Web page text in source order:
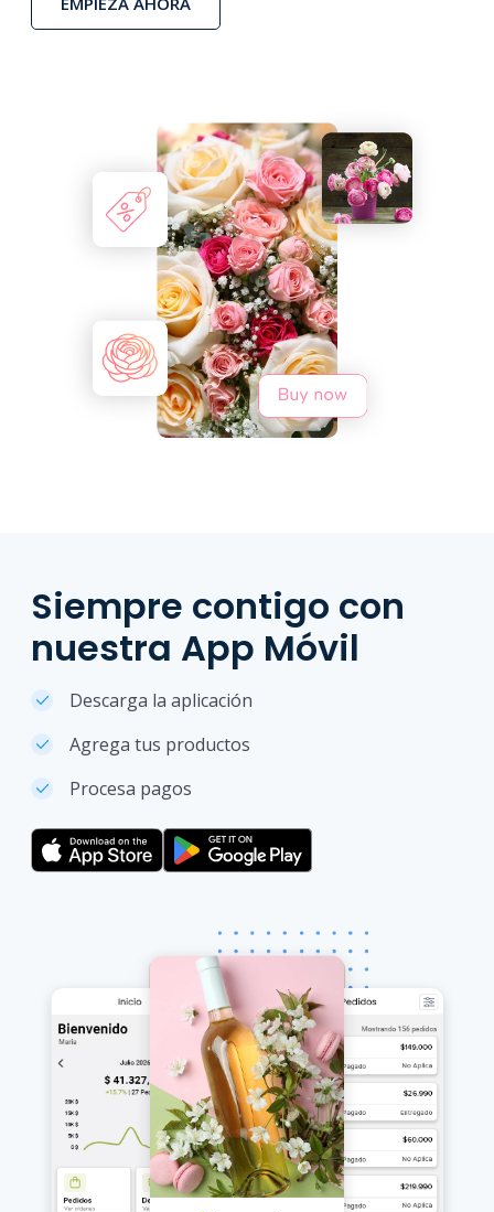
Siempre contigo con
nuestra App Móvil
Descarga la aplicación
Agrega tus productos
Procesa pagos